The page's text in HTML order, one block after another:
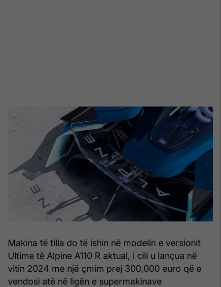
Makina të tilla do të ishin në modelin e versionit
Ultime të Alpine A110 R aktual, i cili u lançua në
vitin 2024 me një çmim prej 300,000 euro që e
vendosi atë në ligën e supermakinave